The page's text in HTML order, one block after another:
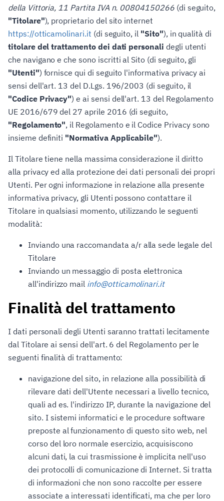
della Vittoria, 11 Partita IVA n. 00804150266(di seguito,
"Titolare"), proprietario del sito internet
https://otticamolinari.it (di seguito, il "Sito"), in qualità di
titolare del trattamento dei dati personali degli utenti
che navigano e che sono iscritti al Sito (di seguito, gli
"Utenti") fornisce qui di seguito l'informativa privacy ai
sensi dell'art. 13 del D.Lgs. 196/2003 (di seguito, il
"Codice Privacy") e ai sensi dell'art. 13 del Regolamento
UE 2016/679 del 27 aprile 2016 (di seguito,
"Regolamento", il Regolamento e il Codice Privacy sono
insieme definiti "Normativa Applicabile").
Il Titolare tiene nella massima considerazione il diritto
alla privacy ed alla protezione dei dati personali dei propri
Utenti. Per ogni informazione in relazione alla presente
informativa privacy, gli Utenti possono contattare il
Titolare in qualsiasi momento, utilizzando le seguenti
modalità:
Inviando una raccomandata a/r alla sede legale del
Titolare
Inviando un messaggio di posta elettronica
all'indirizzo mail info@otticamolinari.it
Finalità del trattamento
I dati personali degli Utenti saranno trattati lecitamente
dal Titolare ai sensi dell'art. 6 del Regolamento per le
seguenti finalità di trattamento:
navigazione del sito, in relazione alla possibilità di
rilevare dati dell'Utente necessari a livello tecnico,
quali ad es. l'indirizzo IP, durante la navigazione del
sito. I sistemi informatici e le procedure software
preposte al funzionamento di questo sito web, nel
corso del loro normale esercizio, acquisiscono
alcuni dati, la cui trasmissione è implicita nell'uso
dei protocolli di comunicazione di Internet. Si tratta
di informazioni che non sono raccolte per essere
associate a interessati identificati, ma che per loro